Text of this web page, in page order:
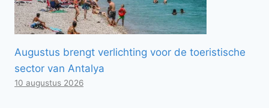
Augustus brengt verlichting voor de toeristische
sector van Antalya
10 augustus 2026